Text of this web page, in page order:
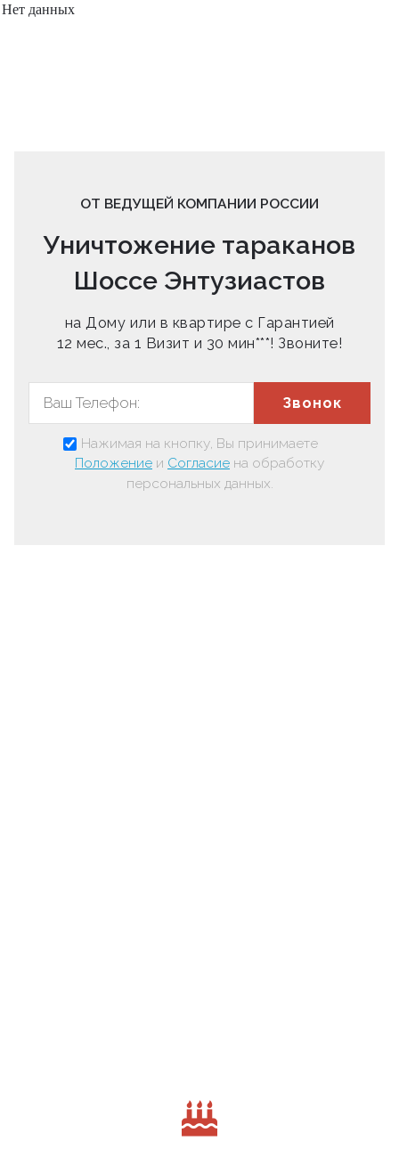
Нет данных
ОТ ВЕДУЩЕЙ КОМПАНИИ РОССИИ
Уничтожение тараканов
Шоссе Энтузиастов
на Дому или в квартире с Гарантией
12 мес., за 1 Визит и 30 мин***! Звоните!
Звонок
Нажимая на кнопку, Вы принимаете
Положение и Согласие на обработку
персональных данных.